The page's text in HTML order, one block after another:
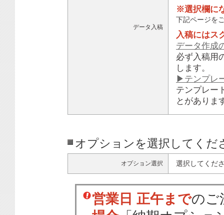
データ入稿
※選択欄に
下記ページを
入稿にはス
データ作成
必ず入稿用
します。
▶テンプレ
テンプレー
とがありま
オプションを選択してくだ
オプション選択 選択してくだ
営業日 正午までのご